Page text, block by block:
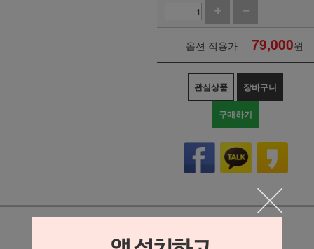
옵션 적용가 79,000원
관심상품 장바구니
구매하기
상세정보 새창 열기